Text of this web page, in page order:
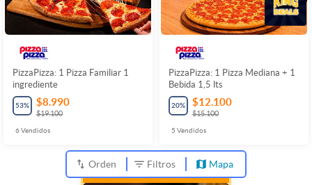
PizzaPizza: 1 Pizza Familiar 1
ingrediente
53% $8.990
$19.100
6Vendidos
PizzaPizza: 1 Pizza Mediana + 1
Bebida 1,5 lts
20% $12.100
$15.100
5 Vendidos
Orden Filtros Mapa